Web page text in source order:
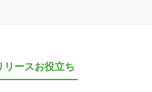
リースお役立ち